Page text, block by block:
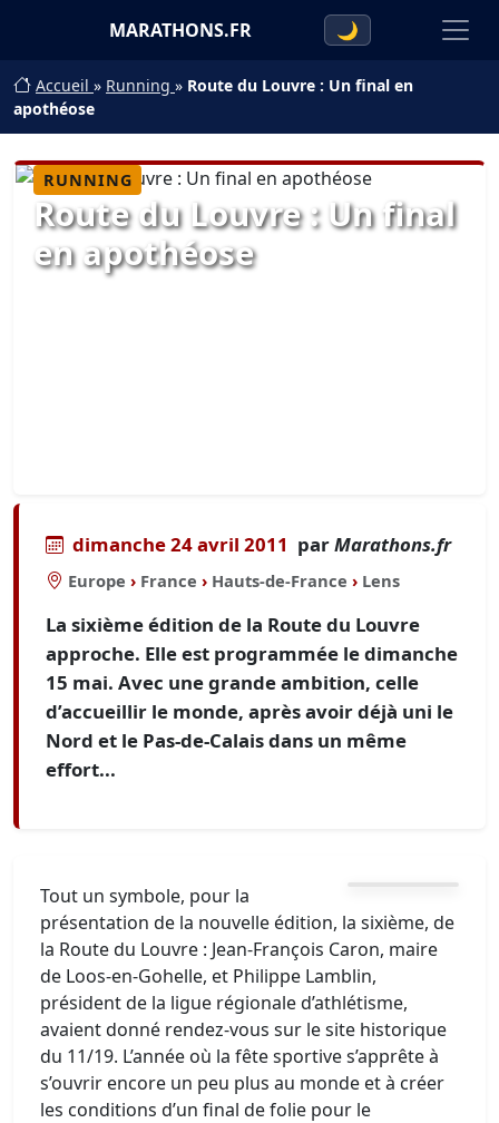
MARATHONS.FR 🌙
Accueil » Running » Route du Louvre : Un final en
apothéose
RUNNING
Route du Louvre : Un final
en apothéose
dimanche 24 avril 2011 parMarathons.fr
Europe › France › Hauts-de-France › Lens
La sixième édition de la Route du Louvre
approche. Elle est programmée le dimanche
15 mai. Avec une grande ambition, celle
d’accueillir le monde, après avoir déjà uni le
Nord et le Pas-de-Calais dans un même
effort...
Tout un symbole, pour la
présentation de la nouvelle édition, la sixième, de
la Route du Louvre : Jean-François Caron, maire
de Loos-en-Gohelle, et Philippe Lamblin,
président de la ligue régionale d’athlétisme,
avaient donné rendez-vous sur le site historique
du 11/19. L’année où la fête sportive s’apprête à
s’ouvrir encore un peu plus au monde et à créer
les conditions d’un final de folie pour le